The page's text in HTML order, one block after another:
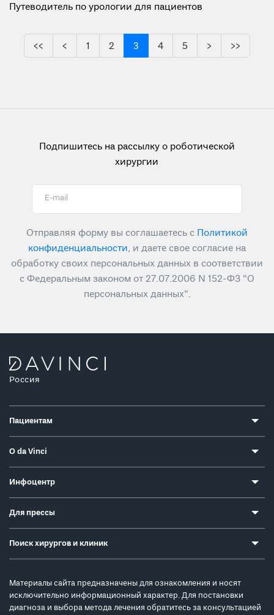
Путеводитель по урологии для пациентов
<< < 1 2 3 4 5 > >>
Подпишитесь на рассылку о роботической
хирургии
E-mail
Отправляя форму вы соглашаетесь с Политикой
конфиденциальности, и даете свое согласие на
обработку своих персональных данных в соответствии
с Федеральным законом от 27.07.2006 N 152-ФЗ "О
персональных данных".
Россия
Пациентам
О da Vinci
Инфоцентр
Для прессы
Поиск хирургов и клиник
Материалы сайта предназначены для ознакомления и носят
исключительно информационный характер. Для постановки
диагноза и выбора метода лечения обратитесь за консультацией